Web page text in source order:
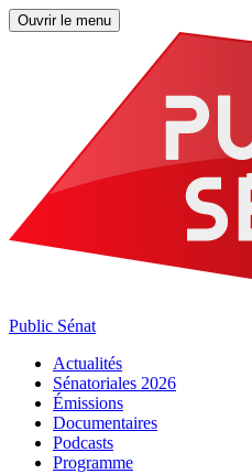
Ouvrir le menu
Public Sénat
Actualités
Sénatoriales 2026
Émissions
Documentaires
Podcasts
Programme